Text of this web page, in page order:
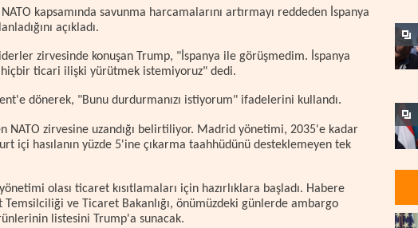
kapsamında savunma harcamalarını artırmayı reddeden İspanya
açıkladı.
zirvesinde konuşan Trump, "İspanya ile görüşmedim. İspanya
hiçbir ticari ilişki yürütmek istemiyoruz" dedi.
dönerek, "Bunu durdurmanızı istiyorum" ifadelerini kullandı.
NATO zirvesine uzandığı belirtiliyor. Madrid yönetimi, 2035'e kadar
içi hasılanın yüzde 5'ine çıkarma taahhüdünü desteklemeyen tek
olası ticaret kısıtlamaları için hazırlıklara başladı. Habere
Temsilciliği ve Ticaret Bakanlığı, önümüzdeki günlerde ambargo
listesini Trump'a sunacak.